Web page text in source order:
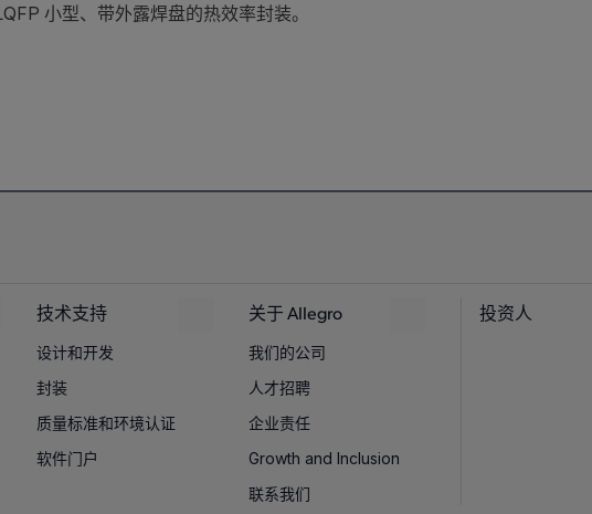
小型、带外露焊盘的热效率封装。
技术支持
设计和开发
封装
质量标准和环境认证
软件门户
关于 Allegro
我们的公司
人才招聘
企业责任
Growth and Inclusion
联系我们
投资人